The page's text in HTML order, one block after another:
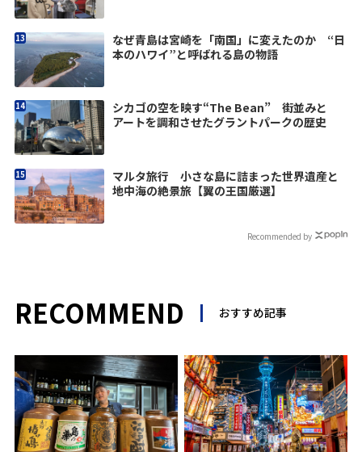
なぜ青島は宮崎を「南国」に変えたのか “日
本のハワイ”と呼ばれる島の物語
シカゴの空を映す“The Bean” 街並みと
アートを調和させたグラントパークの歴史
マルタ旅行 小さな島に詰まった世界遺産と
地中海の絶景旅【翼の王国厳選】
Recommended by
RECOMMEND おすすめ記事